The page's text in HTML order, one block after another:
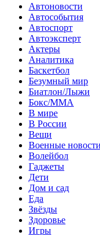
Автоновости
Автособытия
Автоспорт
Автоэксперт
Актеры
Аналитика
Баскетбол
Безумный мир
Биатлон/Лыжи
Бокс/MMA
В мире
В России
Вещи
Военные новости
Волейбол
Гаджеты
Дети
Дом и сад
Еда
Звёзды
Здоровье
Игры